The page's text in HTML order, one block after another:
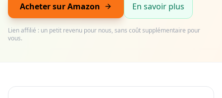
Acheter sur Amazon En savoir plus
Lien affilié : un petit revenu pour nous, sans coût supplémentaire pour
vous.